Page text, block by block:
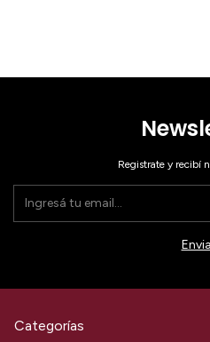
Registrate y recibí
Categorías